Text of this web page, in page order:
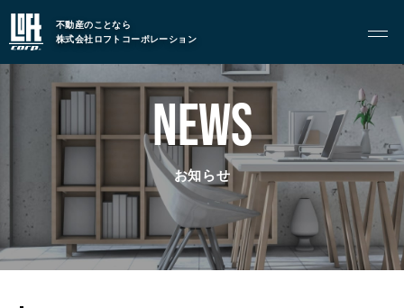
不動産のことなら
株式会社ロフトコーポレーション
GARAGE APART ガレージアパート
G CRAFT
ABOUT 私たちについて
- 会社概要
NEWS
お知らせ